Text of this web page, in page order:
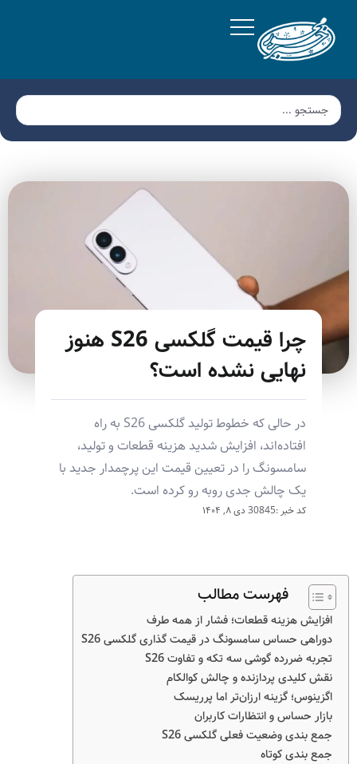
چرا قیمت گلکسی S26 هنوز
نهایی نشده است؟
در حالی که خطوط تولید گلکسی S26 به راه
افتاده‌اند، افزایش شدید هزینه قطعات و تولید،
سامسونگ را در تعیین قیمت این پرچمدار جدید با
یک چالش جدی روبه رو کرده است.
کد خبر :30845 دی ۸, ۱۴۰۴
فهرست مطالب
افزایش هزینه قطعات؛ فشار از همه طرف
دوراهی حساس سامسونگ در قیمت گذاری گلکسی S26
تجربه ضررده گوشی سه تکه و تفاوت S26
نقش کلیدی پردازنده و چالش کوالکام
اگزینوس؛ گزینه ارزان‌تر اما پرریسک
بازار حساس و انتظارات کاربران
جمع بندی وضعیت فعلی گلکسی S26
جمع بندی کوتاه